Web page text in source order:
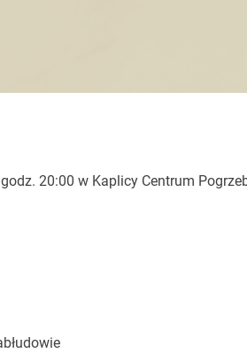
20:00 w Kaplicy Centrum